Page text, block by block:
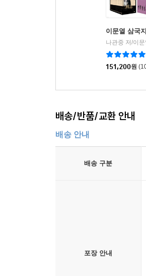
이문열 삼국
151,200원
배송/반품/교환 안내
배송 안내
배송 구분
포장 안내